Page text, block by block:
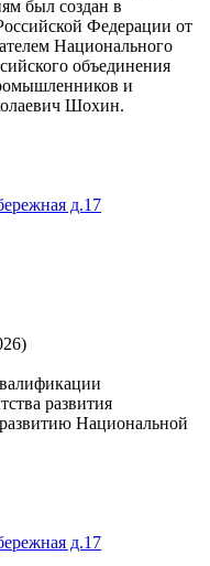
был создан в
Федерации от
Национального
объединения
и
Шохин.
д.17
развития
Национальной
д.17